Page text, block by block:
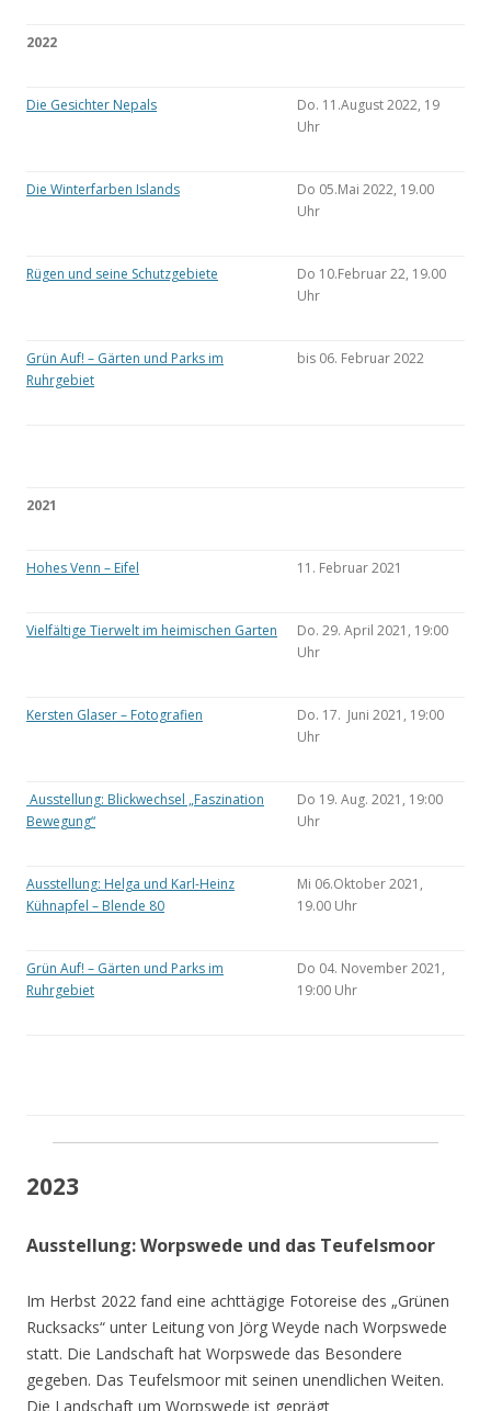
2022
Die Gesichter Nepals
Do. 11.August 2022, 19
Uhr
Die Winterfarben Islands
Do 05.Mai 2022, 19.00
Uhr
Rügen und seine Schutzgebiete
Do 10.Februar 22, 19.00
Uhr
Grün Auf! – Gärten und Parks im
Ruhrgebiet
bis 06. Februar 2022
2021
Hohes Venn – Eifel 11. Februar 2021
Vielfältige Tierwelt im heimischen Garten
Do. 29. April 2021, 19:00
Uhr
Kersten Glaser – Fotografien
Do. 17. Juni 2021, 19:00
Uhr
Ausstellung: Blickwechsel „Faszination
Bewegung“
Do 19. Aug. 2021, 19:00
Uhr
Ausstellung: Helga und Karl-Heinz
Kühnapfel – Blende 80
Mi 06.Oktober 2021,
19.00 Uhr
Grün Auf! – Gärten und Parks im
Ruhrgebiet
Do 04. November 2021,
19:00 Uhr
2023
Ausstellung: Worpswede und das Teufelsmoor
Im Herbst 2022 fand eine achttägige Fotoreise des „Grünen
Rucksacks“ unter Leitung von Jörg Weyde nach Worpswede
statt. Die Landschaft hat Worpswede das Besondere
gegeben. Das Teufelsmoor mit seinen unendlichen Weiten.
Die Landschaft um Worpswede ist geprägt